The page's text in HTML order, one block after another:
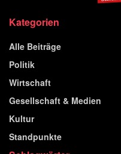
Kategorien
Alle Beiträge
Politik
Wirtschaft
Gesellschaft & Medien
Kultur
Standpunkte